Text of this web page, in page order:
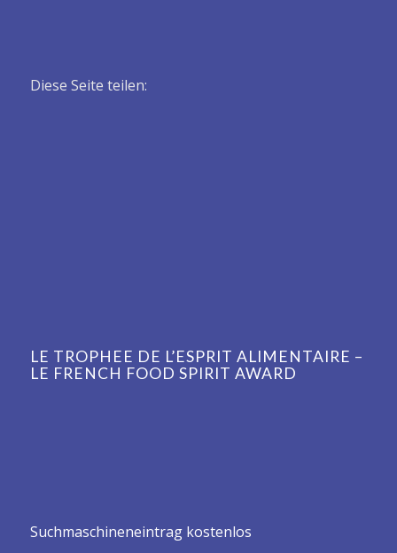
Diese Seite teilen:
LE TROPHEE DE L’ESPRIT ALIMENTAIRE –
LE FRENCH FOOD SPIRIT AWARD
Suchmaschineneintrag kostenlos